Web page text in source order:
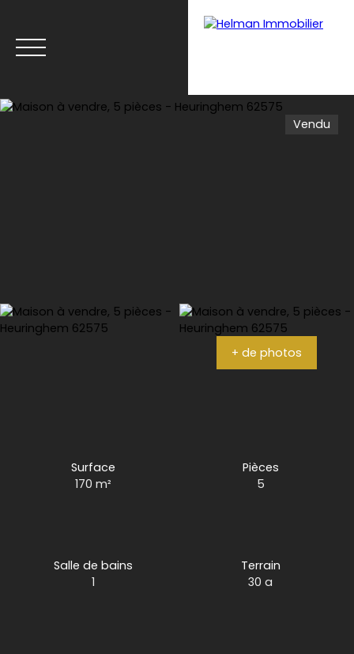
Vendu
+ de photos
Surface
170m²
Pièces
5
Salle de bains
1
Terrain
30 a